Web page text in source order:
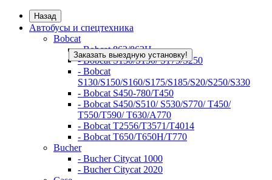
Назад
Автобусы и спецтехника
Bobcat
- Bobcat 863/863H
- Bobcat S130/S150/ S175/S250
- Bobcat
S130/S150/S160/S175/S185/S20/S250/S330
- Bobcat S450-780/Т450
- Bobcat S450/S510/ S530/S770/ T450/
T550/T590/ T630/A770
- Bobcat T2556/T3571/T4014
- Bobcat T650/T650H/T770
Bucher
- Bucher Citycat 1000
- Bucher Citycat 2020
Заказать выездную установку!